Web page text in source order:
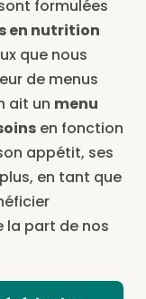
formulées
en nutrition
que nous
de menus
ait un menu
en fonction
appétit, ses
en tant que
la part de nos